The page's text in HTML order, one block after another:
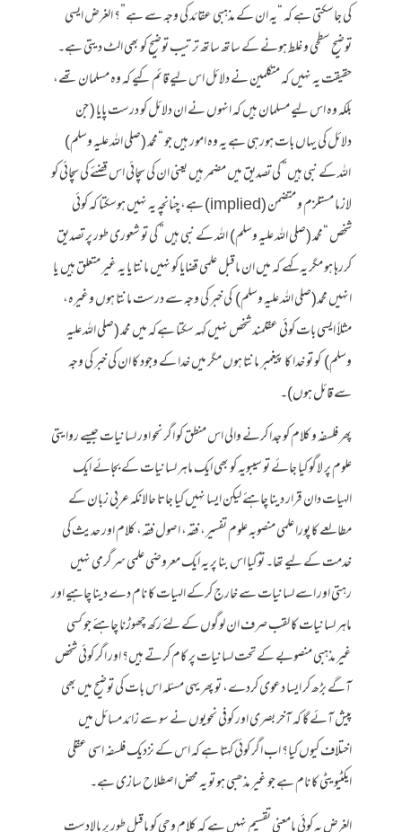
کی جاسکتی ہے کہ “یہ ان کے مذہبی عقائد کی وجہ سے ہے”؟ الغرض ایسی
توضیح سطحی و غلط ہونے کے ساتھ ساتھ ترتیب توضیح کو بھی الٹ دیتی ہے۔
حقیقت یہ نہیں کہ متکلمین نے دلائل اس لیے قائم کیے کہ وہ مسلمان تھے،
بلکہ وہ اس لیے مسلمان ہیں کہ انہوں نے ان دلائل کو درست پایا ( جن
دلائل کی یہاں بات ہورہی ہے یہ وہ امور ہیں جو “محمد (صلی الله علیه وسلم)
اللہ کے نبی ہیں” کی تصدیق میں مضمر ہیں یعنی ان کی سچائی اس قضئے کی سچائی کو
لازما مستلزم و متضمن (implied) ہے، چنانچہ یہ نہیں ہوسکتا کہ کوئی
شخص “محمد (صلی الله علیه وسلم) اللہ کے نبی ہیں” کی تو شعوری طور پر تصدیق
کررہا ہو مگر یہ کہے کہ میں ان ماقبل علمی قضایا کو نہیں مانتا یا یہ غیر متعلق ہیں یا
انہیں محمد(صلی الله علیه وسلم) کی خبر کی وجہ سے درست مانتا ہوں وغیرہ،
مثلاً ایسی بات کوئی عقلمند شخص نہیں کہہ سکتا ہےکہ میں محمد (صلی الله علیه
وسلم) کو تو خدا کا پیغمبر مانتا ہوں مگر میں خدا کے وجود کا ان کی خبر کی وجہ
سے قائل ہوں)۔
پھر فلسفہ و کلام کو جدا کرنے والی اس منطق کو اگر نحو اور لسانیات جیسے روایتی
علوم پر لاگو کیا جائے تو سیبویہ کو بھی ایک ماہر لسانیات کے بجائے ایک
الہیات دان قرار دینا چاہئے لیکن ایسا نہیں کیا جاتا حالانکہ عربی زبان کے
مطالعے کا پورا علمی منصوبہ علوم تفسیر، فقہ، اصول فقہ، کلام اور حدیث کی
خدمت کے لیے تھا۔ تو کیا اس بنا پر یہ ایک معروضی علمی سرگرمی نہیں
رہتی اور اسے لسانیات سے خارج کرکے الہیات کا نام دے دینا چاہیے اور
ماہر لسانیات کا لقب صرف ان لوگوں کے لئے رکھ چھوڑنا چاہئے جو کسی
غیر مذہبی منصوبے کے تحت لسانیات پر کام کرتے ہیں؟ اور اگر کوئی شخص
آگے بڑھ کر ایسا دعوی کردے، تو پھر یہی مسئلہ اس بات کی توضیح میں بھی
پیش آئے گا کہ آخر بصری اور کوفی نحویوں نے سو سے زائد مسائل میں
اختلاف کیوں کیا؟ اب اگر کوئی کہتا ہے کہ اس کے نزدیک فلسفہ اسی عقلی
ایکٹیویٹی کا نام ہے جو غیر مذھبی ہو تو یہ محض اصطلاح سازی ہے۔